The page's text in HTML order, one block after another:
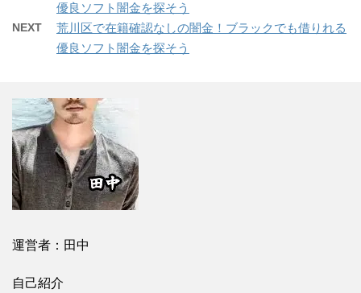
優良ソフト闇金を探そう
NEXT
荒川区で在籍確認なしの闇金！ブラックでも借りれる
優良ソフト闇金を探そう
運営者：田中
自己紹介